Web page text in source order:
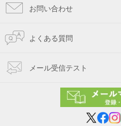
お問い合わせ
よくある質問
メール受信テスト